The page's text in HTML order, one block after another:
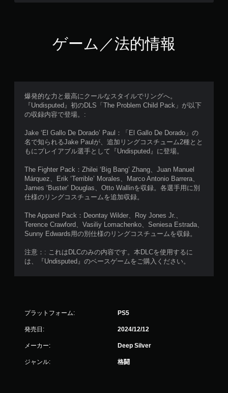
ゲーム／法的情報
爆発的な力と最高にクールなスタイルでリングへ。
『Undisputed』初のDLS「The Problem Child Pack」が以下
の収録内容で登場。:
Jake ‘El Gallo De Dorado’ Paul：「El Gallo De Dorado」の
名で知られるJake Paulが、追加リングコスチューム2種とと
もにプレイアブル選手として『Undisputed』に登場。
The Fighter Pack：Zhilei ‘Big Bang’ Zhang、Juan Manuel
Márquez、Erik ‘Terrible’ Morales、Marco Antonio Barrera、
James ‘Buster’ Douglas、Otto Wallinを収録。各選手用に別
仕様のリングコスチュームを追加収録。
The Apparel Pack：Deontay Wilder、Roy Jones Jr.、
Terence Crawford、Vasiliy Lomachenko、Seniesa Estrada、
Sunny Edwards用の別仕様のリングコスチュームを収録。
注意：: これはDLCのみの内容です。本DLCを使用するに
は、『Undisputed』のベースゲームをご購入ください。
プラットフォーム: PS5
発売日: 2024/12/12
メーカー: Deep Silver
ジャンル: 格闘